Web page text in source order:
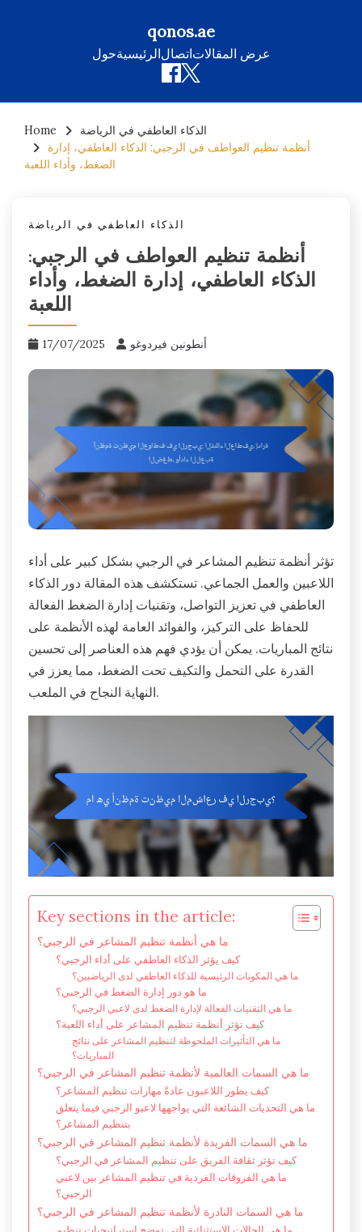
qonos.ae
حولالرئيسيةاتصالعرض المقالات
content
Home
الذكاء العاطفي في الرياضة
أنظمة تنظيم العواطف في الرجبي: الذكاء العاطفي، إدارة
الضغط، وأداء اللعبة
الذكاء العاطفي في الرياضة
أنظمة تنظيم العواطف في الرجبي:
الذكاء العاطفي، إدارة الضغط، وأداء
اللعبة
17/07/2025 أنطونين فيردوغو
تؤثر أنظمة تنظيم المشاعر في الرجبي بشكل كبير على أداء
اللاعبين والعمل الجماعي. تستكشف هذه المقالة دور الذكاء
العاطفي في تعزيز التواصل، وتقنيات إدارة الضغط الفعالة
للحفاظ على التركيز، والفوائد العامة لهذه الأنظمة على
نتائج المباريات. يمكن أن يؤدي فهم هذه العناصر إلى تحسين
القدرة على التحمل والتكيف تحت الضغط، مما يعزز في
النهاية النجاح في الملعب.
Key sections in the article:
ما هي أنظمة تنظيم المشاعر في الرجبي؟
كيف يؤثر الذكاء العاطفي على أداء الرجبي؟
ما هي المكونات الرئيسية للذكاء العاطفي لدى الرياضيين؟
ما هو دور إدارة الضغط في الرجبي؟
ما هي التقنيات الفعالة لإدارة الضغط لدى لاعبي الرجبي؟
كيف تؤثر أنظمة تنظيم المشاعر على أداء اللعبة؟
ما هي التأثيرات الملحوظة لتنظيم المشاعر على نتائج
المباريات؟
ما هي السمات العالمية لأنظمة تنظيم المشاعر في الرجبي؟
كيف يطور اللاعبون عادةً مهارات تنظيم المشاعر؟
ما هي التحديات الشائعة التي يواجهها لاعبو الرجبي فيما يتعلق
بتنظيم المشاعر؟
ما هي السمات الفريدة لأنظمة تنظيم المشاعر في الرجبي؟
كيف تؤثر ثقافة الفريق على تنظيم المشاعر في الرجبي؟
ما هي الفروقات الفردية في تنظيم المشاعر بين لاعبي
الرجبي؟
ما هي السمات النادرة لأنظمة تنظيم المشاعر في الرجبي؟